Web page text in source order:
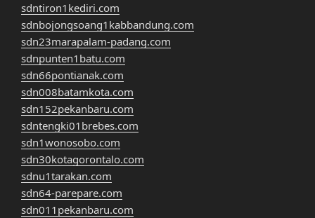
sdntiron1kediri.com
sdnbojongsoang1kabbandung.com
sdn23marapalam-padang.com
sdnpunten1batu.com
sdn66pontianak.com
sdn008batamkota.com
sdn152pekanbaru.com
sdntengki01brebes.com
sdn1wonosobo.com
sdn30kotagorontalo.com
sdnu1tarakan.com
sdn64-parepare.com
sdn011pekanbaru.com